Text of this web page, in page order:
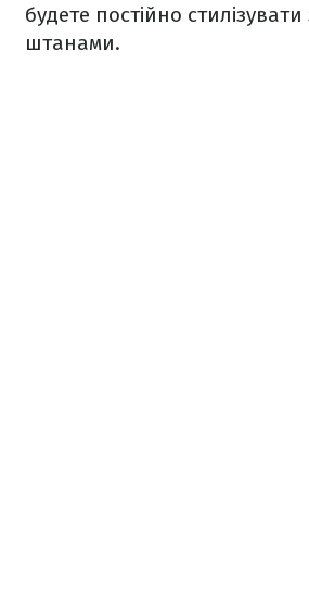
будете постійно
штанами.